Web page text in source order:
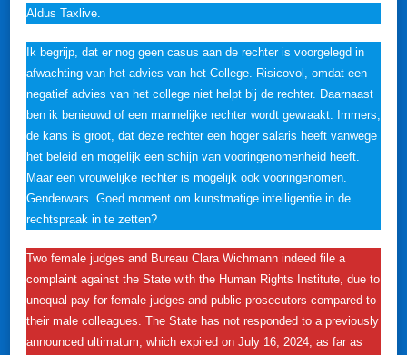
Aldus Taxlive.
Ik begrijp, dat er nog geen casus aan de rechter is voorgelegd in
afwachting van het advies van het College. Risicovol, omdat een
negatief advies van het college niet helpt bij de rechter. Daarnaast
ben ik benieuwd of een mannelijke rechter wordt gewraakt. Immers,
de kans is groot, dat deze rechter een hoger salaris heeft vanwege
het beleid en mogelijk een schijn van vooringenomenheid heeft.
Maar een vrouwelijke rechter is mogelijk ook vooringenomen.
Genderwars. Goed moment om kunstmatige intelligentie in de
rechtspraak in te zetten?
Two female judges and Bureau Clara Wichmann indeed file a
complaint against the State with the Human Rights Institute, due to
unequal pay for female judges and public prosecutors compared to
their male colleagues. The State has not responded to a previously
announced ultimatum, which expired on July 16, 2024, as far as